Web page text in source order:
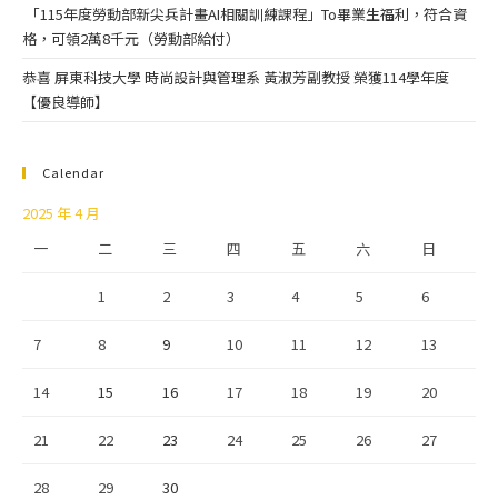
「115年度勞動部新尖兵計畫AI相關訓練課程」To畢業生福利，符合資
格，可領2萬8千元（勞動部給付）
恭喜 屏東科技大學 時尚設計與管理系 黃淑芳副教授 榮獲114學年度
【優良導師】
Calendar
2025 年 4 月
一
二 三 四 五 六 日
1 2 3 4 5 6
7 8 9 10 11 12 13
14 15 16 17 18 19 20
21 22 23 24 25 26 27
28 29 30